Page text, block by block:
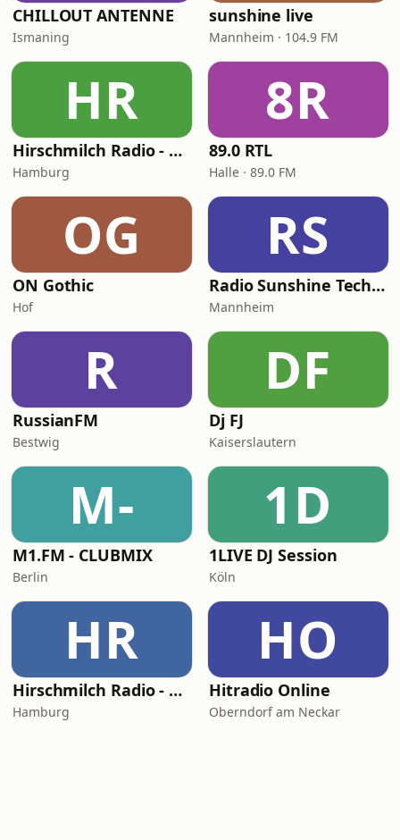
CHILLOUT ANTENNE
Ismaning
sunshine live
Mannheim · 104.9 FM
HR
Hirschmilch Radio - Psytrance
Hamburg
8R
89.0 RTL
Halle · 89.0 FM
OG
ON Gothic
Hof
RS
Radio Sunshine Techno
Mannheim
R
RussianFM
Bestwig
DF
Dj FJ
Kaiserslautern
M-
M1.FM - CLUBMIX
Berlin
1D
1LIVE DJ Session
Köln
HR
Hirschmilch Radio - Progressive
Hamburg
HO
Hitradio Online
Oberndorf am Neckar